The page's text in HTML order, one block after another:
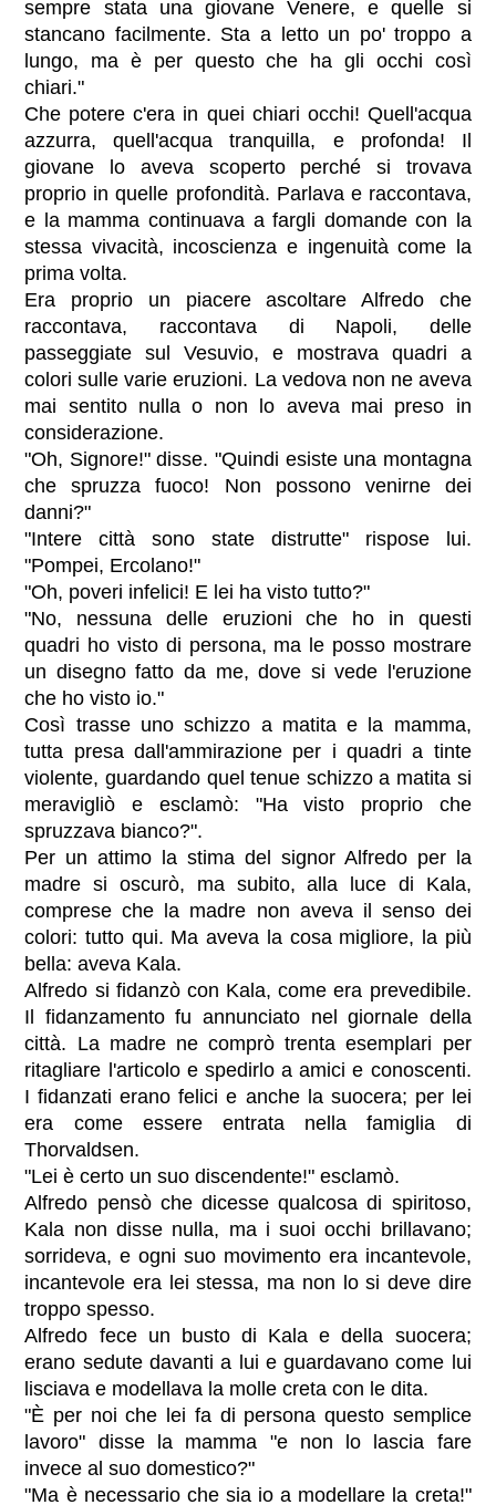
sempre stata una giovane Venere, e quelle si
stancano facilmente. Sta a letto un po' troppo a
lungo, ma è per questo che ha gli occhi così
chiari."
Che potere c'era in quei chiari occhi! Quell'acqua
azzurra, quell'acqua tranquilla, e profonda! Il
giovane lo aveva scoperto perché si trovava
proprio in quelle profondità. Parlava e raccontava,
e la mamma continuava a fargli domande con la
stessa vivacità, incoscienza e ingenuità come la
prima volta.
Era proprio un piacere ascoltare Alfredo che
raccontava, raccontava di Napoli, delle
passeggiate sul Vesuvio, e mostrava quadri a
colori sulle varie eruzioni. La vedova non ne aveva
mai sentito nulla o non lo aveva mai preso in
considerazione.
"Oh, Signore!" disse. "Quindi esiste una montagna
che spruzza fuoco! Non possono venirne dei
danni?"
"Intere città sono state distrutte" rispose lui.
"Pompei, Ercolano!"
"Oh, poveri infelici! E lei ha visto tutto?"
"No, nessuna delle eruzioni che ho in questi
quadri ho visto di persona, ma le posso mostrare
un disegno fatto da me, dove si vede l'eruzione
che ho visto io."
Così trasse uno schizzo a matita e la mamma,
tutta presa dall'ammirazione per i quadri a tinte
violente, guardando quel tenue schizzo a matita si
meravigliò e esclamò: "Ha visto proprio che
spruzzava bianco?".
Per un attimo la stima del signor Alfredo per la
madre si oscurò, ma subito, alla luce di Kala,
comprese che la madre non aveva il senso dei
colori: tutto qui. Ma aveva la cosa migliore, la più
bella: aveva Kala.
Alfredo si fidanzò con Kala, come era prevedibile.
Il fidanzamento fu annunciato nel giornale della
città. La madre ne comprò trenta esemplari per
ritagliare l'articolo e spedirlo a amici e conoscenti.
I fidanzati erano felici e anche la suocera; per lei
era come essere entrata nella famiglia di
Thorvaldsen.
"Lei è certo un suo discendente!" esclamò.
Alfredo pensò che dicesse qualcosa di spiritoso,
Kala non disse nulla, ma i suoi occhi brillavano;
sorrideva, e ogni suo movimento era incantevole,
incantevole era lei stessa, ma non lo si deve dire
troppo spesso.
Alfredo fece un busto di Kala e della suocera;
erano sedute davanti a lui e guardavano come lui
lisciava e modellava la molle creta con le dita.
"È per noi che lei fa di persona questo semplice
lavoro" disse la mamma "e non lo lascia fare
invece al suo domestico?"
"Ma è necessario che sia io a modellare la creta!"